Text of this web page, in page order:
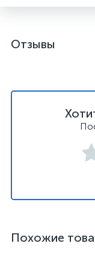
Отзывы
Похожие